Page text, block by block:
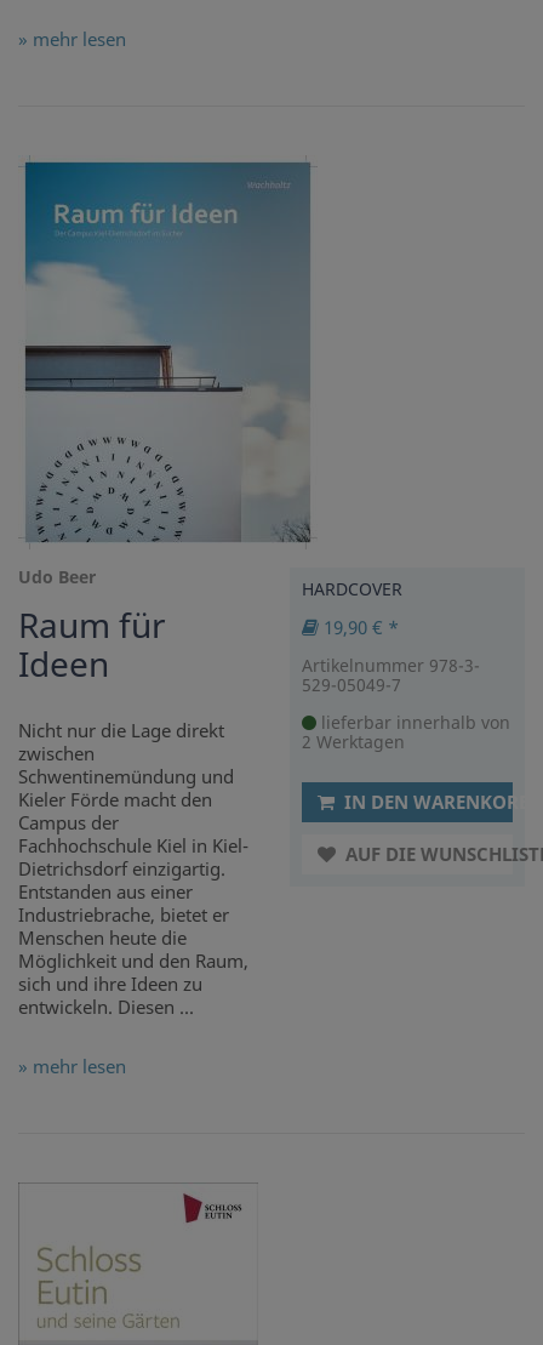
» mehr lesen
Udo Beer
Raum für
Ideen
Nicht nur die Lage direkt
zwischen
Schwentinemündung und
Kieler Förde macht den
Campus der
Fachhochschule Kiel in Kiel-
Dietrichsdorf einzigartig.
Entstanden aus einer
Industriebrache, bietet er
Menschen heute die
Möglichkeit und den Raum,
sich und ihre Ideen zu
entwickeln. Diesen ...
» mehr lesen
HARDCOVER
19,90 € *
Artikelnummer 978-3-
529-05049-7
lieferbar innerhalb von
2 Werktagen
IN DEN WARENKORB
AUF DIE